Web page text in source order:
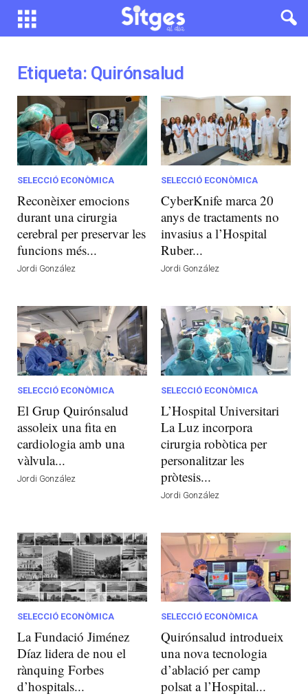
Etiqueta: Quirónsalud
SELECCIÓ ECONÒMICA
Reconèixer emocions
durant una cirurgia
cerebral per preservar les
funcions més...
Jordi González
SELECCIÓ ECONÒMICA
CyberKnife marca 20
anys de tractaments no
invasius a l’Hospital
Ruber...
Jordi González
SELECCIÓ ECONÒMICA
El Grup Quirónsalud
assoleix una fita en
cardiologia amb una
vàlvula...
Jordi González
SELECCIÓ ECONÒMICA
L’Hospital Universitari
La Luz incorpora
cirurgia robòtica per
personalitzar les
pròtesis...
Jordi González
SELECCIÓ ECONÒMICA
La Fundació Jiménez
Díaz lidera de nou el
rànquing Forbes
d’hospitals...
SELECCIÓ ECONÒMICA
Quirónsalud introdueix
una nova tecnologia
d’ablació per camp
polsat a l’Hospital...